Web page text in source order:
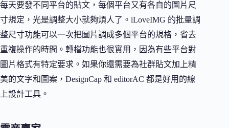
每天要發不同平台的貼文，每個平台又有各自的圖片尺
寸規定，光是調整大小就夠煩人了。iLoveIMG 的批量調
整尺寸功能可以一次把圖片調成多個平台的規格，省去
重複操作的時間。轉檔功能也很實用，因為有些平台對
圖片格式有特定要求。如果你還需要為社群貼文加上精
美的文字和圖案，DesignCap 和 editorAC 都是好用的線
上設計工具。